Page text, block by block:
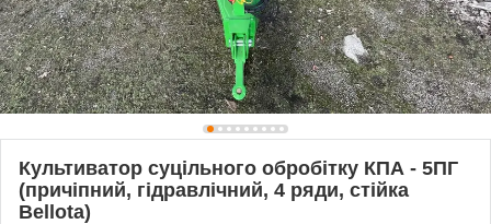
Культиватор суцільного обробітку КПА - 5ПГ
(причіпний, гідравлічний, 4 ряди, стійка
Bellota)